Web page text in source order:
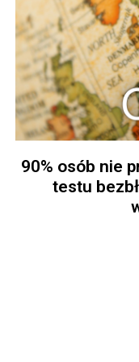
90% osób nie
testu